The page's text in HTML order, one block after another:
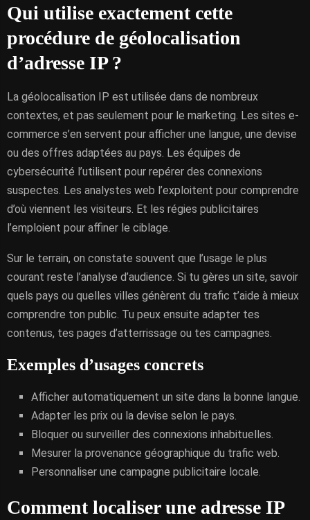
Qui utilise exactement cette
procédure de géolocalisation
d’adresse IP ?
La géolocalisation IP est utilisée dans de nombreux
contextes, et pas seulement pour le marketing. Les sites e-
commerce s’en servent pour afficher une langue, une devise
ou des offres adaptées au pays. Les équipes de
cybersécurité l’utilisent pour repérer des connexions
suspectes. Les analystes web l’exploitent pour comprendre
d’où viennent les visiteurs. Et les régies publicitaires
l’emploient pour affiner le ciblage.
Sur le terrain, on constate souvent que l’usage le plus
courant reste l’analyse d’audience. Si tu gères un site, savoir
quels pays ou quelles villes génèrent du trafic t’aide à mieux
comprendre ton public. Tu peux ensuite adapter tes
contenus, tes pages d’atterrissage ou tes campagnes.
Exemples d’usages concrets
Afficher automatiquement un site dans la bonne langue.
Adapter les prix ou la devise selon le pays.
Bloquer ou surveiller des connexions inhabituelles.
Mesurer la provenance géographique du trafic web.
Personnaliser une campagne publicitaire locale.
Comment localiser une adresse IP